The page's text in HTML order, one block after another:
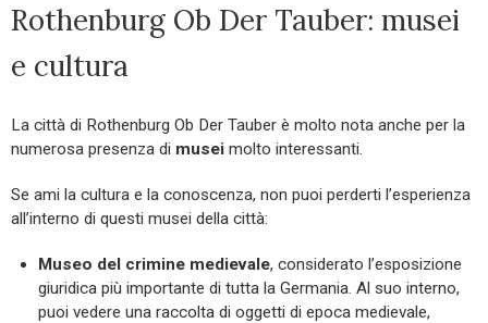
Rothenburg Ob Der Tauber: musei
e cultura
La città di Rothenburg Ob Der Tauber è molto nota anche per la
numerosa presenza di musei molto interessanti.
Se ami la cultura e la conoscenza, non puoi perderti l’esperienza
all’interno di questi musei della città:
Museo del crimine medievale, considerato l’esposizione
giuridica più importante di tutta la Germania. Al suo interno,
puoi vedere una raccolta di oggetti di epoca medievale,